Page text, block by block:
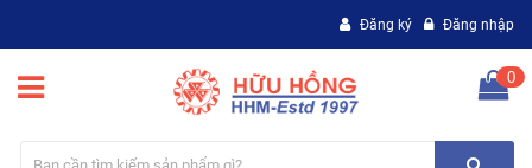
Đăng ký Đăng nhập
0